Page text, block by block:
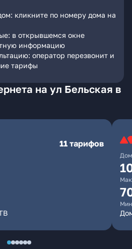
кликните по номеру дома на
в открывшемся окне
информацию
оператор перезвонит и
тарифы
на ул Бельская в
11 тарифов